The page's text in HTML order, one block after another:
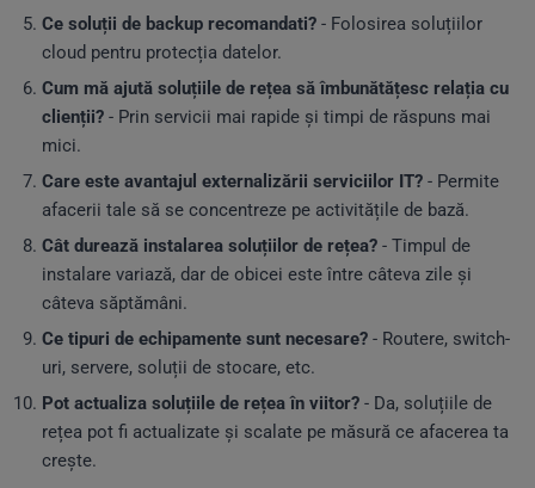
Ce soluții de backup recomandati? - Folosirea soluțiilor
cloud pentru protecția datelor.
Cum mă ajută soluțiile de rețea să îmbunătățesc relația cu
clienții? - Prin servicii mai rapide și timpi de răspuns mai
mici.
Care este avantajul externalizării serviciilor IT? - Permite
afacerii tale să se concentreze pe activitățile de bază.
Cât durează instalarea soluțiilor de rețea? - Timpul de
instalare variază, dar de obicei este între câteva zile și
câteva săptămâni.
Ce tipuri de echipamente sunt necesare? - Routere, switch-
uri, servere, soluții de stocare, etc.
Pot actualiza soluțiile de rețea în viitor? - Da, soluțiile de
rețea pot fi actualizate și scalate pe măsură ce afacerea ta
crește.